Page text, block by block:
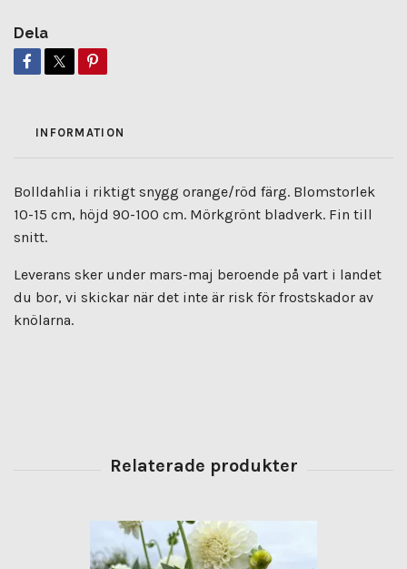
Dela
INFORMATION
Bolldahlia i riktigt snygg orange/röd färg. Blomstorlek
10-15 cm, höjd 90-100 cm. Mörkgrönt bladverk. Fin till
snitt.
Leverans sker under mars-maj beroende på vart i landet
du bor, vi skickar när det inte är risk för frostskador av
knölarna.